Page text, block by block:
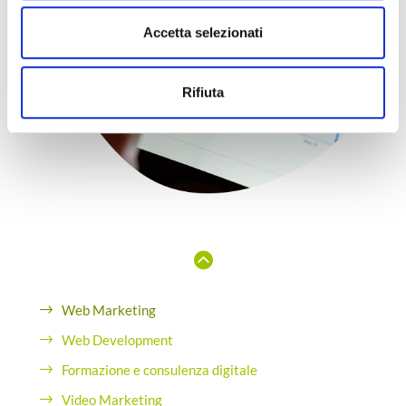
Accetta selezionati
Rifiuta
Web Marketing
Web Development
Formazione e consulenza digitale
Video Marketing